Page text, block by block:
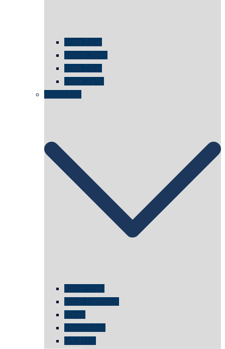
erste Zelle
zweite Zelle
dritte Zelle
vierte Zelle
architektur
kölner oper
WDR Filmhaus
Wege
Strandhaus
unORTE